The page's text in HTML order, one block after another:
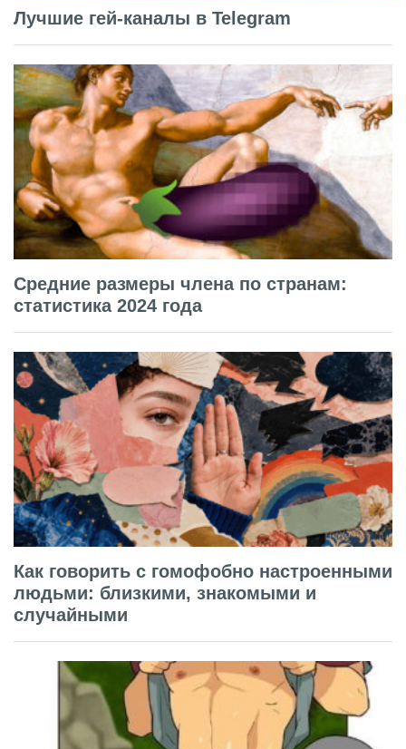
Лучшие гей-каналы в Telegram
Средние размеры члена по странам:
статистика 2024 года
Как говорить с гомофобно настроенными
людьми: близкими, знакомыми и
случайными